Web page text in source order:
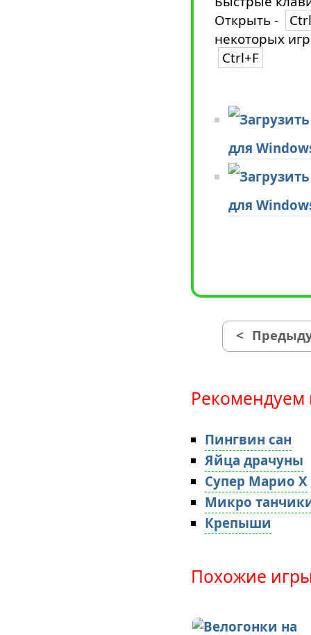
Открыть -
некоторых
Ctrl+F
для
для
<
Рекомендуем
Пингвин сан
Яйца драчуны
Супер Марио X
Микро
Крепыши
Похожие